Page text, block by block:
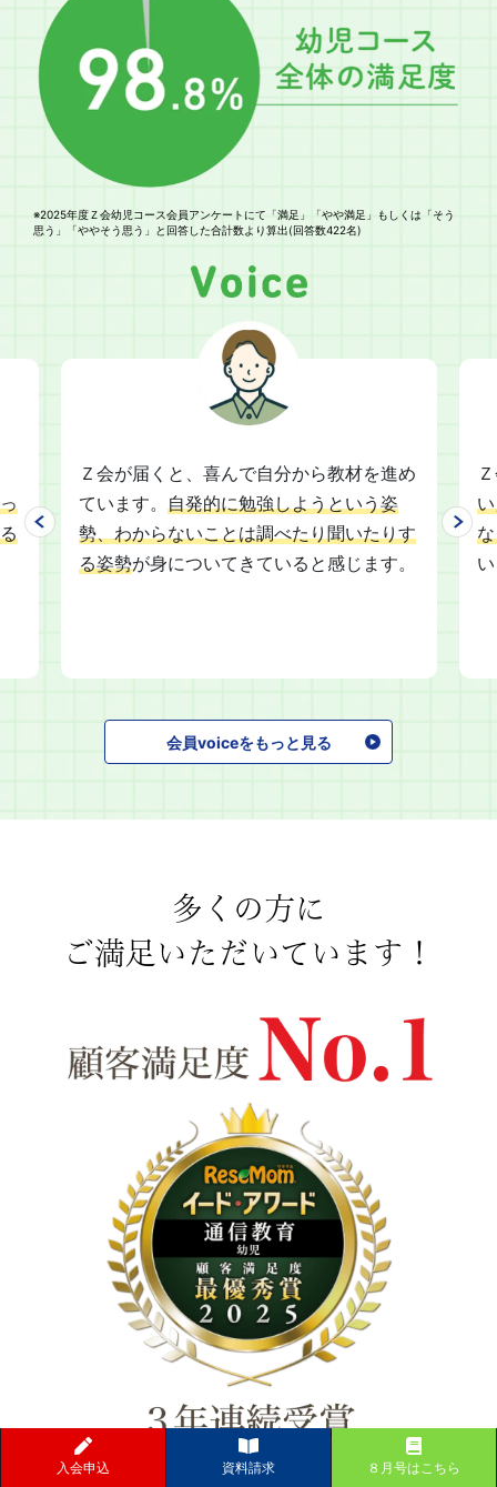
※2025年度Ｚ会幼児コース会員アンケートにて「満足」「やや満足」もしくは「そう
思う」「ややそう思う」と回答した合計数より算出(回答数422名)
Ｚ会が届くと、喜んで自分から教材を進め
ています。 自発的に勉強しようという姿
勢、わからないことは調べたり聞いたりす
る姿勢が身についてきていると感じます。
会員voiceをもっと見る
多くの方に
ご満足いただいています！
入会申込 資料請求 ８月号はこちら